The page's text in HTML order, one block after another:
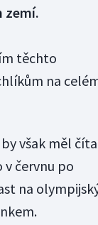
zemí.
těchto
na
však měl
v červnu po
na